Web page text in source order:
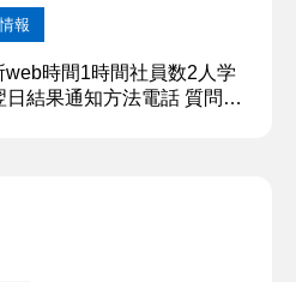
報
時間1時間社員数2人学
結果通知方法電話 質問内
イギリスの大学野球部に初
るため、英語で交渉を重